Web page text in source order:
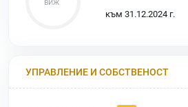
към 31.12.2024 г.
УПРАВЛЕНИЕ И СОБСТВЕНОСТ